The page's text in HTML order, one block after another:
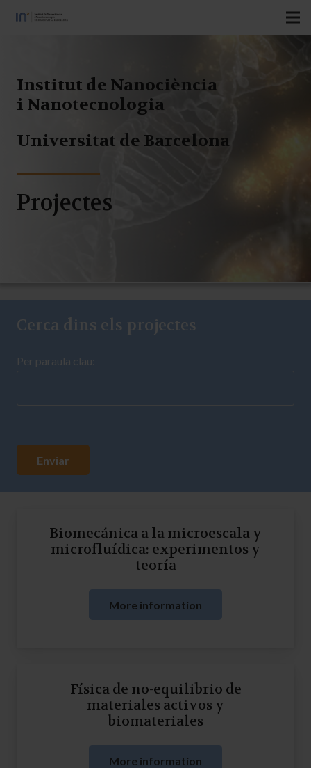
Institut de Nanociència
i Nanotecnologia
Universitat de Barcelona
Projectes
Cerca dins els projectes
Per paraula clau:
Biomecánica a la microescala y
microfluídica: experimentos y
teoría
More information
Física de no-equilibrio de
materiales activos y
biomateriales
More information